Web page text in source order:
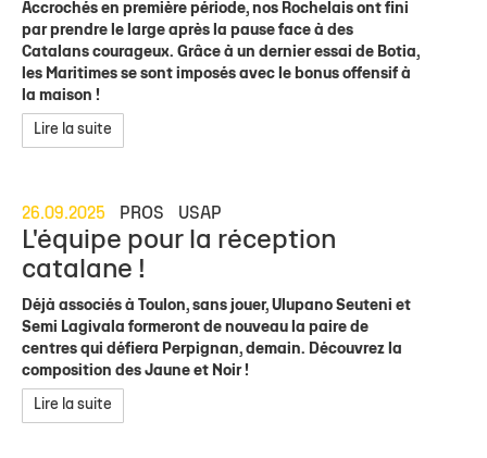
Accrochés en première période, nos Rochelais ont fini
par prendre le large après la pause face à des
Catalans courageux. Grâce à un dernier essai de Botia,
les Maritimes se sont imposés avec le bonus offensif à
la maison !
Lire la suite
26.09.2025 PROS USAP
L'équipe pour la réception
catalane !
Déjà associés à Toulon, sans jouer, Ulupano Seuteni et
Semi Lagivala formeront de nouveau la paire de
centres qui défiera Perpignan, demain. Découvrez la
composition des Jaune et Noir !
Lire la suite